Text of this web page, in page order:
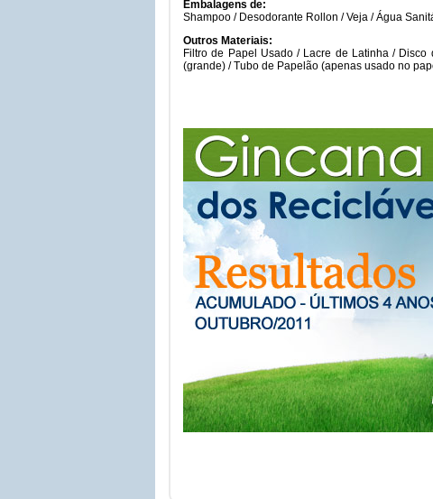
Embalagens de:
Shampoo / Desodorante Rollon / Veja / Água
Outros Materiais:
Filtro de Papel Usado / Lacre de Latinha /
(grande) / Tubo de Papelão (apenas usado no